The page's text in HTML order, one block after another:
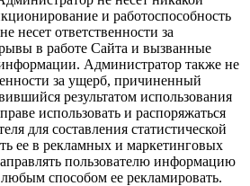
и работоспособность
несет ответственности за
в работе Сайта и вызванные
Администратор также не
за ущерб, причиненный
результатом использования
использовать и распоряжаться
для составления статистической
ее в рекламных и маркетинговых
пользователю информацию
способом ее рекламировать.